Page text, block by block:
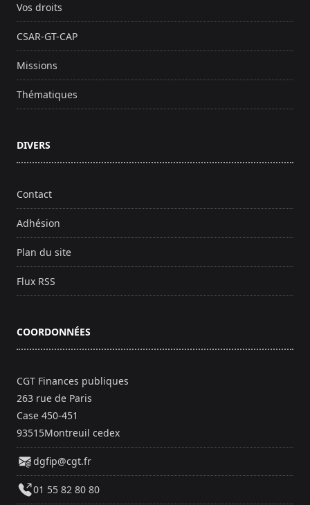
Vos droits
CSAR-GT-CAP
Missions
Thématiques
DIVERS
Contact
Adhésion
Plan du site
Flux RSS
COORDONNÉES
CGT Finances publiques
263 rue de Paris
Case 450-451
93515Montreuil cedex
dgfip@cgt.fr
01 55 82 80 80